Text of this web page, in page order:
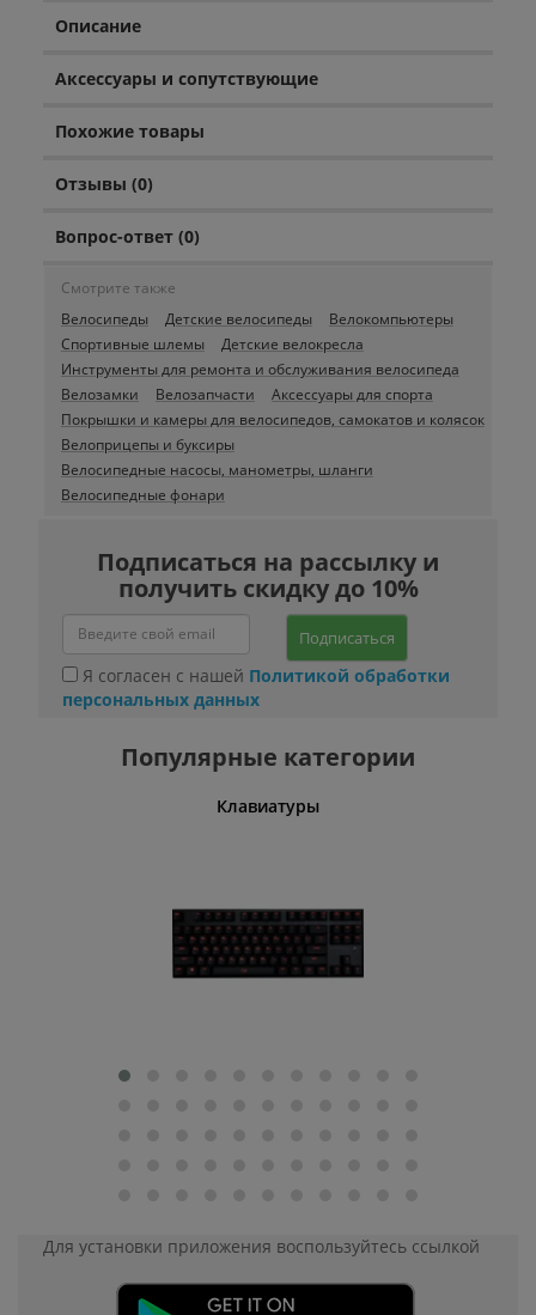
Описание
Аксессуары и сопутствующие
Похожие товары
Отзывы (0)
Вопрос-ответ (0)
Смотрите также
Велосипеды
Детские велосипеды
Велокомпьютеры
Спортивные шлемы
Детские велокресла
Инструменты для ремонта и обслуживания велосипеда
Велозамки
Велозапчасти
Аксессуары для спорта
Покрышки и камеры для велосипедов, самокатов и колясок
Велоприцепы и буксиры
Велосипедные насосы, манометры, шланги
Велосипедные фонари
Подписаться на рассылку и
получить скидку до 10%
Подписаться
Я согласен с нашей Политикой обработки
персональных данных
Популярные категории
Клавиатуры
Для установки приложения воспользуйтесь ссылкой